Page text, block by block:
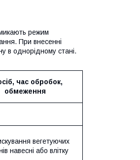
режим
При внесенні
в однорідному стані.
час обробок,
обмеження
вегетуючих
навесні або влітку